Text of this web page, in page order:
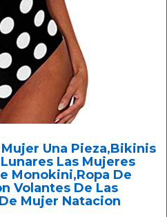
Una Pieza,Bikinis
Las Mujeres
Monokini,Ropa De
Volantes De Las
Mujer Natacion